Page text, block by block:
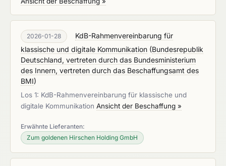
2026-01-28
KdB-Rahmenvereinbarung für
klassische und digitale Kommunikation (Bundesrepublik
Deutschland, vertreten durch das Bundesministerium
des Innern, vertreten durch das Beschaffungsamt des
BMI)
Los 1: KdB-Rahmenvereinbarung für klassische und
digitale Kommunikation Ansicht der Beschaffung »
Erwähnte Lieferanten:
Zum goldenen Hirschen Holding GmbH